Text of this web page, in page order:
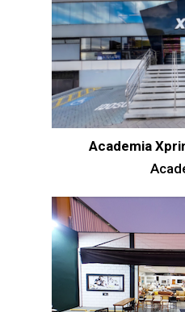
Academia